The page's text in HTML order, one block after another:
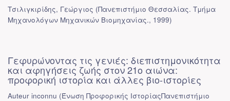
Τσιλιγκιρίδης, Γεώργιος (Πανεπιστήμιο Θεσσαλίας. Τμήμα
Μηχανολόγων Μηχανικών Βιομηχανίας., 1999)
Γεφυρώνοντας τις γενιές: διεπιστημονικότητα
και αφηγήσεις ζωής στον 21ο αιώνα:
προφορική ιστορία και άλλες βιο-ιστορίες
Auteur inconnu (Ένωση Προφορικής ΙστορίαςΠανεπιστήμιο